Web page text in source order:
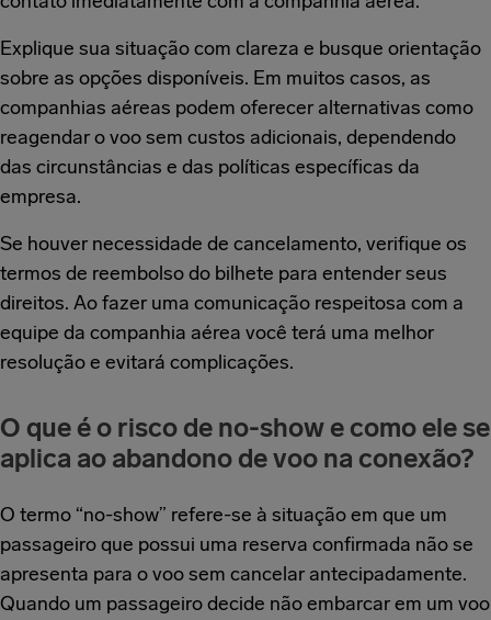
Explique sua situação com clareza e busque orientação
sobre as opções disponíveis. Em muitos casos, as
companhias aéreas podem oferecer alternativas como
reagendar o voo sem custos adicionais, dependendo
das circunstâncias e das políticas específicas da
empresa.
Se houver necessidade de cancelamento, verifique os
termos de reembolso do bilhete para entender seus
direitos. Ao fazer uma comunicação respeitosa com a
equipe da companhia aérea você terá uma melhor
resolução e evitará complicações.
O que é o risco de no-show e como ele se
aplica ao abandono de voo na conexão?
O termo “no-show” refere-se à situação em que um
passageiro que possui uma reserva confirmada não se
apresenta para o voo sem cancelar antecipadamente.
Quando um passageiro decide não embarcar em um voo